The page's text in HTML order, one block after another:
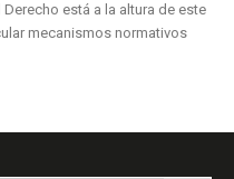
está a la altura de este
mecanismos normativos